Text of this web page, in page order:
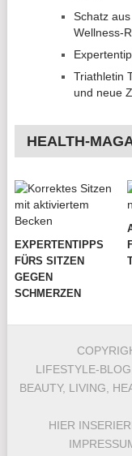
Schatz
Wellness-
Triathletin
und neue
HEALTH-
EXPERTENTIPPS
FÜRS SITZEN
GEGEN
SCHMERZEN
LIFESTYLE-
BEAUTY, LIVING,
HIER